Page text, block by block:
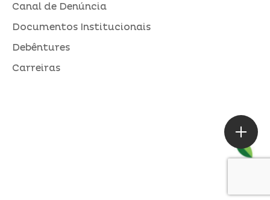
Canal de Denúncia
Documentos Institucionais
Debêntures
Carreiras